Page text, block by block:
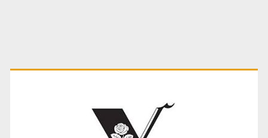
i
Primary